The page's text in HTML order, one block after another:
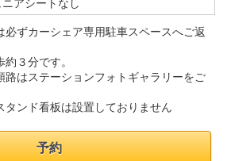
ニアシートなし
必ずカーシェア専用駐車スペースへご返
約３分です。
はステーションフォトギャラリーをご
ンド看板は設置しておりません
予約